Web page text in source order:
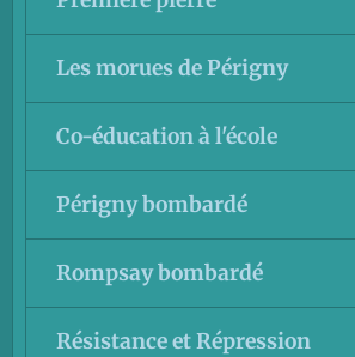
Les morues de Périgny
Co-éducation à l'école
Périgny bombardé
Rompsay bombardé
Résistance et Répression